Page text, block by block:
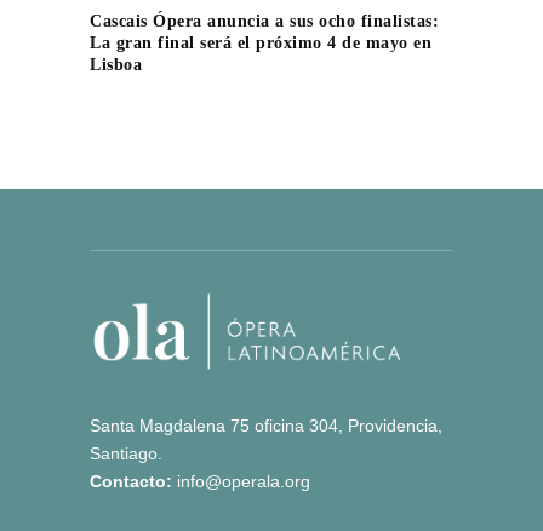
Cascais Ópera anuncia a sus ocho finalistas:
La gran final será el próximo 4 de mayo en
Lisboa
Santa Magdalena 75 oficina 304, Providencia,
Santiago.
Contacto: info@operala.org